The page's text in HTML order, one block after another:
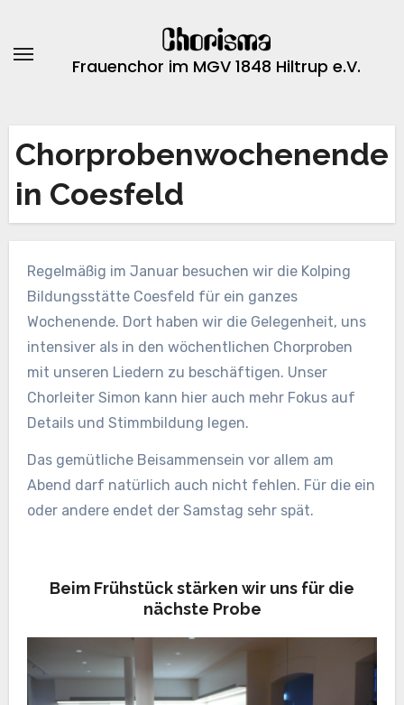
springen
Frauenchor im MGV 1848 Hiltrup e.V.
Chorprobenwochenende
in Coesfeld
Regelmäßig im Januar besuchen wir die Kolping
Bildungsstätte Coesfeld für ein ganzes
Wochenende. Dort haben wir die Gelegenheit, uns
intensiver als in den wöchentlichen Chorproben
mit unseren Liedern zu beschäftigen. Unser
Chorleiter Simon kann hier auch mehr Fokus auf
Details und Stimmbildung legen.
Das gemütliche Beisammensein vor allem am
Abend darf natürlich auch nicht fehlen. Für die ein
oder andere endet der Samstag sehr spät.
Beim Frühstück stärken wir uns für die
nächste Probe